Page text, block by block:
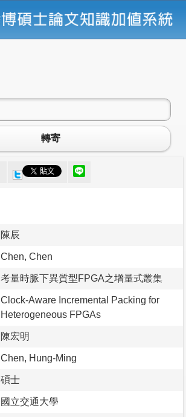
轉寄
陳辰
Chen, Chen
考量時脈下異質型FPGA之增量式叢集
Clock-Aware Incremental Packing for
Heterogeneous FPGAs
陳宏明
Chen, Hung-Ming
碩士
國立交通大學